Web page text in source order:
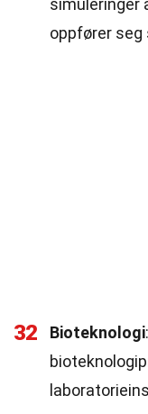
simuleringer
oppfører seg
32 Bioteknologi